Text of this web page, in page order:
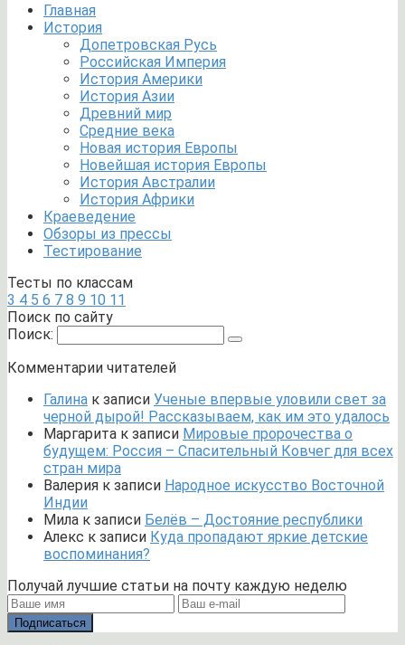
Главная
История
Допетровская Русь
Российская Империя
История Америки
История Азии
Древний мир
Средние века
Новая история Европы
Новейшая история Европы
История Австралии
История Африки
Краеведение
Обзоры из прессы
Тестирование
Тесты по классам
3 4 5 6 7 8 9 10 11
Поиск по сайту
Поиск:
Комментарии читателей
Галина к записи Ученые впервые уловили свет за
черной дырой! Рассказываем, как им это удалось
Маргарита к записи Мировые пророчества о
будущем: Россия – Спасительный Ковчег для всех
стран мира
Валерия к записи Народное искусство Восточной
Индии
Мила к записи Белёв – Достояние республики
Алекс к записи Куда пропадают яркие детские
воспоминания?
Получай лучшие статьи на почту каждую неделю
Подписаться